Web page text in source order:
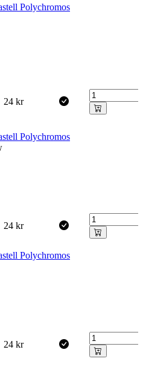
Polychromos
24 kr
Polychromos
24 kr
Polychromos
24 kr